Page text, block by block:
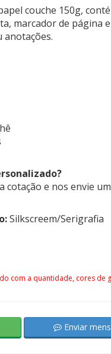
couche 150g,
marcador de página
anotações.
cotação e nos envie
Silkscreem/Serigrafia
com a quantidade, cores de
Enviar